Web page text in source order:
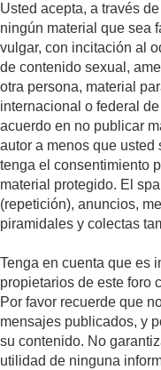
Usted acepta, a través
ningún material que sea
vulgar, con incitación al
de contenido sexual,
otra persona, material
internacional o federal
acuerdo en no publicar
autor a menos que
tenga el consentimiento
material protegido. El
(repetición), anuncios,
piramidales y colectas
Tenga en cuenta que es
propietarios de este foro
Por favor recuerde que
mensajes publicados, y
su contenido. No
utilidad de ninguna